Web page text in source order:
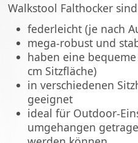
Walkstool Falthocker
federleicht (je nach
mega-robust und
haben eine
cm Sitzfläche)
in verschiedenen
geeignet
ideal für Outdoor-
umgehangen